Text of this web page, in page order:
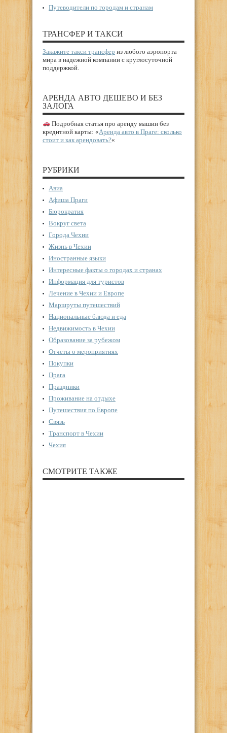
Путеводители по городам и странам
ТРАНСФЕР И ТАКСИ
Закажите такси трансфер из любого аэропорта
мира в надежной компании с круглосуточной
поддержкой.
АРЕНДА АВТО ДЕШЕВО И БЕЗ
ЗАЛОГА
Подробная статья про аренду машин без
кредитной карты: «Аренда авто в Праге: сколько
стоит и как арендовать?«
РУБРИКИ
Авиа
Афиша Праги
Бюрократия
Вокруг света
Города Чехии
Жизнь в Чехии
Иностранные языки
Интересные факты о городах и странах
Информация для туристов
Лечение в Чехии и Европе
Маршруты путешествий
Национальные блюда и еда
Недвижимость в Чехии
Образование за рубежом
Отчеты о мероприятиях
Покупки
Прага
Праздники
Проживание на отдыхе
Путешествия по Европе
Связь
Транспорт в Чехии
Чехия
СМОТРИТЕ ТАКЖЕ